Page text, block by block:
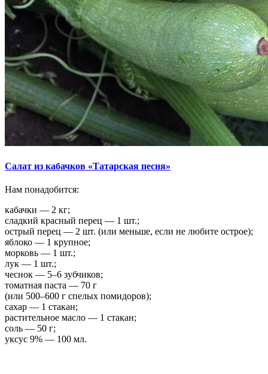
Салат из кабачков «Татарская песня»
Нам понадобится:
кабачки — 2 кг;
сладкий красный перец — 1 шт.;
острый перец — 2 шт. (или меньше, если не любите острое);
яблоко — 1 крупное;
морковь — 1 шт.;
лук — 1 шт.;
чеснок — 5–6 зубчиков;
томатная паста — 70 г
(или 500–600 г спелых помидоров);
сахар — 1 стакан;
растительное масло — 1 стакан;
соль — 50 г;
уксус 9% — 100 мл.